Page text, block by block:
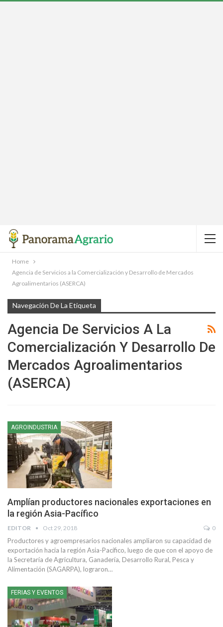
Home
Agencia de Servicios a la Comercialización y Desarrollo de Mercados
Agroalimentarios (ASERCA)
Navegación De La Etiqueta
Agencia De Servicios A La
Comercialización Y Desarrollo De
Mercados Agroalimentarios
(ASERCA)
AGROINDUSTRIA
Amplían productores nacionales exportaciones en
la región Asia-Pacífico
EDITOR Oct 29, 2018 0
Productores y agroempresarios nacionales ampliaron su capacidad de
exportación hacia la región Asia-Pacífico, luego de que con el apoyo de
la Secretaría de Agricultura, Ganadería, Desarrollo Rural, Pesca y
Alimentación (SAGARPA), lograron…
FERIAS Y EVENTOS